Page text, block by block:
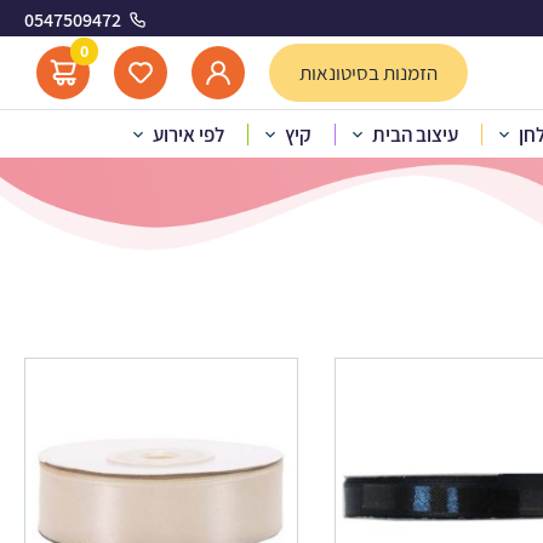
0547509472
הזמנות בסיטונאות
0
עיצוב הבית קיץ לפי אירוע